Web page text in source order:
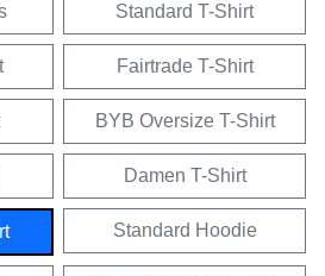
Standard T-Shirt
Fairtrade T-Shirt
BYB Oversize T-Shirt
Damen T-Shirt
Standard Hoodie